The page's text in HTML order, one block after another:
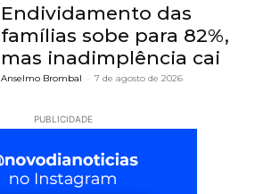
Endividamento das
famílias sobe para 82%,
mas inadimplência cai
Anselmo Brombal - 7 de agosto de 2026
PUBLICIDADE